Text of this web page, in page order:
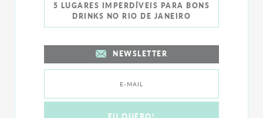
5 LUGARES IMPERDÍVEIS PARA BONS
DRINKS NO RIO DE JANEIRO
NEWSLETTER